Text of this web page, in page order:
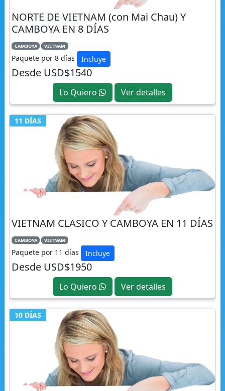
NORTE DE VIETNAM (con Mai Chau) Y
CAMBOYA EN 8 DÍAS
CAMBOYA VIETNAM
Paquete por 8 días Incluye
Desde USD$1540
Lo Quiero Ver detalles
11 DÍAS
VIETNAM CLASICO Y CAMBOYA EN 11 DÍAS
CAMBOYA VIETNAM
Paquete por 11 días Incluye
Desde USD$1950
Lo Quiero Ver detalles
10 DÍAS